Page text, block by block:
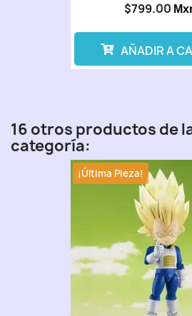
$799.00
AÑADIR A
16 otros productos de
categoría:
¡Última Pieza!